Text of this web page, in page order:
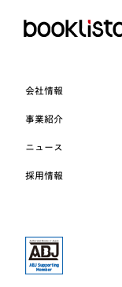
会社情報
事業紹介
ニュース
採用情報